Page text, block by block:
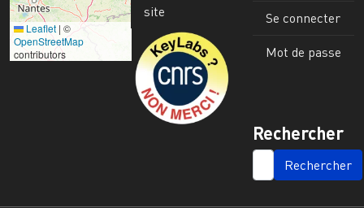
Leaflet | ©
OpenStreetMap
contributors
site
Image
Se connecter
Mot de passe
Rechercher
SEARCH